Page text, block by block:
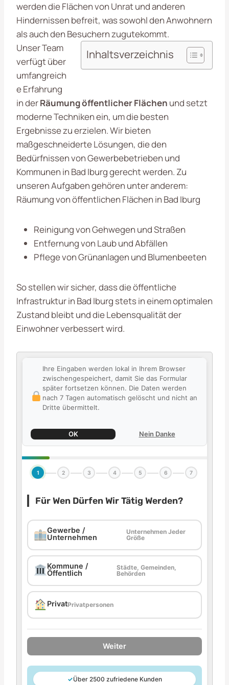
werden die Flächen von Unrat und anderen
Hindernissen befreit, was sowohl den Anwohnern
als auch den Besuchern zugutekommt.
Inhaltsverzeichnis
Unser Team
verfügt über
umfangreich
e Erfahrung
in derRäumung öffentlicher Flächen und setzt
moderne Techniken ein, um die besten
Ergebnisse zu erzielen. Wir bieten
maßgeschneiderte Lösungen, die den
Bedürfnissen von Gewerbebetrieben und
Kommunen in Bad Iburg gerecht werden. Zu
unseren Aufgaben gehören unter anderem:
Räumung von öffentlichen Flächen in Bad Iburg
Reinigung von Gehwegen und Straßen
Entfernung von Laub und Abfällen
Pflege von Grünanlagen und Blumenbeeten
So stellen wir sicher, dass die öffentliche
Infrastruktur in Bad Iburg stets in einem optimalen
Zustand bleibt und die Lebensqualität der
Einwohner verbessert wird.
Ihre Eingaben werden lokal in Ihrem Browser
zwischengespeichert, damit Sie das Formular
später fortsetzen können. Die Daten werden
nach 7 Tagen automatisch gelöscht und nicht an
Dritte übermittelt.
OK Nein Danke
1 2 3 4 5 6 7
Für Wen Dürfen Wir Tätig Werden?
Gewerbe /
Unternehmen
Unternehmen Jeder
Größe
Kommune /
Öffentlich
Städte, Gemeinden,
Behörden
PrivatPrivatpersonen
Weiter
✓Über 2500 zufriedene Kunden